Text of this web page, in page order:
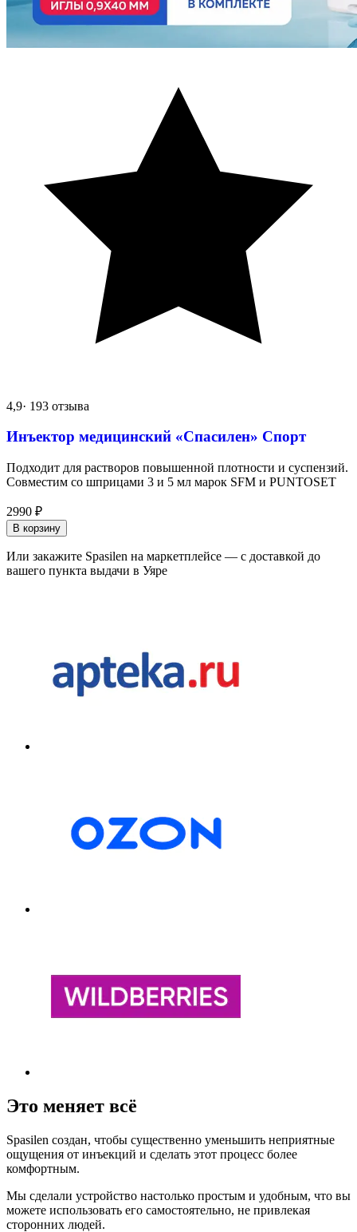
4,9· 193 отзыва
Инъектор медицинский «Спасилен» Спорт
Подходит для растворов повышенной плотности и суспензий.
Совместим со шприцами 3 и 5 мл марок SFM и PUNTOSET
2990 ₽
В корзину
Или закажите Spasilen на маркетплейсе — с доставкой до
вашего пункта выдачи в Уяре
Это меняет всё
Spasilen создан, чтобы существенно уменьшить неприятные
ощущения от инъекций и сделать этот процесс более
комфортным.
Мы сделали устройство настолько простым и удобным, что вы
можете использовать его самостоятельно, не привлекая
сторонних людей.